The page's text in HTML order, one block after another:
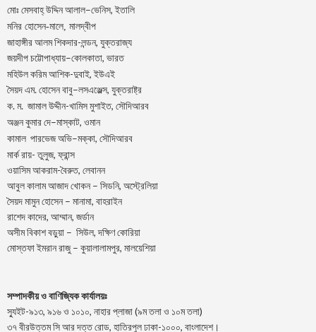
মোঃ মেসবাহ্ উদ্দিন আলাল–ভেনিস,ইতালি
মনির হোসেন-মালে, মালদ্বীপ
জাহাঙ্গীর আলম শিকদার-লন্ডন, যুক্তরাজ্য
জয়দীপ চট্টোপাধ্যায়–কোলকাতা, ভারত
মহিউল করিম আশিক-দুবাই, ইউএই
সৈয়দ এম. হোসেন বাবু–লসএঞ্জেল্স, যুক্তরাষ্ট্র
ক. ম. জামাল উদ্দীন-খামিস মুশাইত, সৌদিআরব
অঞ্জন কুমার দে–মাস্কাট, ওমান
কামাল পারভেজ অভি–মক্কা, সৌদিআরব
মার্ক রায়- তুলুজ, ফ্রান্স
ওয়াসিম আকরাম-বৈরুত, লেবানন
আবুল কালাম আজাদ খোকন – সিডনি, অস্ট্রেলিয়া
সৈয়দ মামুন হোসেন – মানামা, বাহরাইন
রাশেদ কাদের, আম্মান, জর্ডান
অসীম বিকাশ বড়ুয়া – সিউল, দক্ষিণ কোরিয়া
মোস্তফা ইমরান রাজু – কুয়ালালামপুর, মালয়েশিয়া
সম্পাদকীয় ও বাণিজ্যিক কার্যালয়ঃ
স্যুইট-৯১৩, ৯১৬ ও ১০১০, নাহার প্লাজা (৯ম তলা ও ১০ম তলা)
৩৭ বীরউত্তম সি আর দত্ত রোড, হাতিরপুল ঢাকা-১০০০, বাংলাদেশ।